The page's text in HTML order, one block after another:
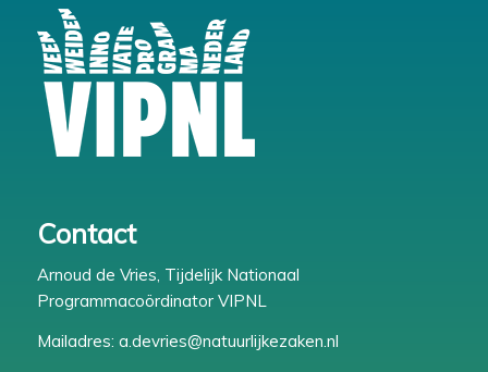
Contact
Arnoud de Vries, Tijdelijk Nationaal
Programmacoördinator VIPNL
Mailadres: a.devries@natuurlijkezaken.nl